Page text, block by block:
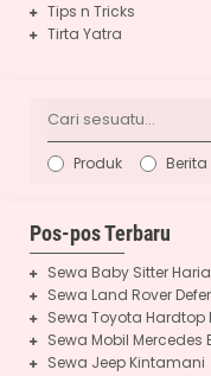
Tips n Tricks
Tirta Yatra
Produk Berita
Pos-pos Terbaru
Sewa Baby Sitter
Sewa Land Rover
Sewa Toyota Hardtop
Sewa Mobil Mercedes
Sewa Jeep Kintamani